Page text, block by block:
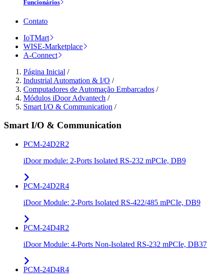
Funcionários
Contato
IoTMart
WISE-Marketplace
A-Connect
Página Inicial /
Industrial Automation & I/O /
Computadores de Automação Embarcados /
Módulos iDoor Advantech /
Smart I/O & Communication /
Smart I/O & Communication
PCM-24D2R2
iDoor module: 2-Ports Isolated RS-232 mPCIe, DB9
PCM-24D2R4
iDoor Module: 2-Ports Isolated RS-422/485 mPCIe, DB9
PCM-24D4R2
iDoor Module: 4-Ports Non-Isolated RS-232 mPCIe, DB37
PCM-24D4R4